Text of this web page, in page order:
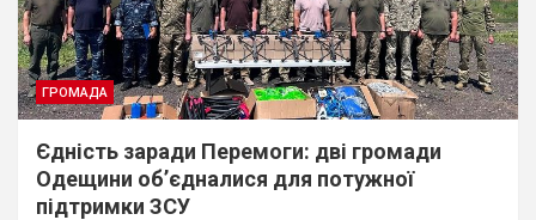
ГРОМАДА
Єдність заради Перемоги: дві громади
Одещини об’єдналися для потужної
підтримки ЗСУ